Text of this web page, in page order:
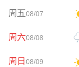
周五08/07
周六08/08
周日08/09